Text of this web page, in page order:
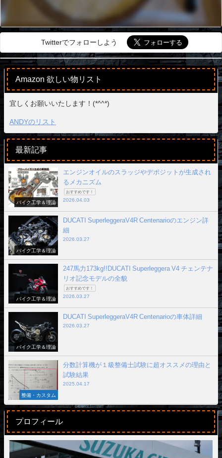
Twitterでフォローしよう
Amazon 欲しい物リスト
宜しくお願いいたします！(*^^*)
ANDYのリスト
最新記事
バイク工学＆理論
エンジンオイルのスラッジやデポジットが生成され
るメカニズム
おすすめです！
2026.04.03
バイク工学＆理論
DUCATI SuperleggeraV4R Centenarioのエンジン詳
細
2026.03.27
バイク工学＆理論
247馬力173kg!!DUCATI Superleggera V4 チェンテナ
リオ記念モデルの全貌
おすすめです！
2026.03.27
バイク工学＆理論
DUCATI SuperleggeraV4R Centenarioの車体詳細
2026.03.27
整備・カスタム
分数計算機が１級整備士試験に超オススメの理由と
試験結果
2025.04.17
プロフィール